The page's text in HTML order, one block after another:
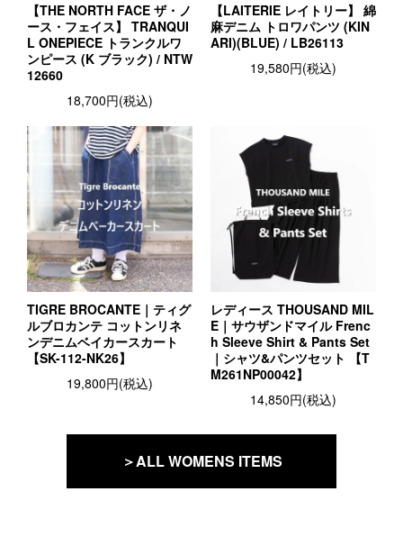
【THE NORTH FACE ザ・ノ
ース・フェイス】 TRANQUI
L ONEPIECE トランクルワ
ンピース (K ブラック) / NTW
12660
18,700円(税込)
【LAITERIE レイトリー】 綿
麻デニム トロワパンツ (KIN
ARI)(BLUE) / LB26113
19,580円(税込)
TIGRE BROCANTE｜ティグ
ルブロカンテ コットンリネ
ンデニムベイカースカート
【SK-112-NK26】
19,800円(税込)
レディース THOUSAND MIL
E｜サウザンドマイル Frenc
h Sleeve Shirt & Pants Set
｜シャツ&パンツセット 【T
M261NP00042】
14,850円(税込)
＞ALL WOMENS ITEMS